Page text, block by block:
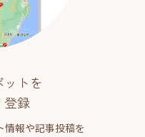
トを
登録
情報や記事投稿を